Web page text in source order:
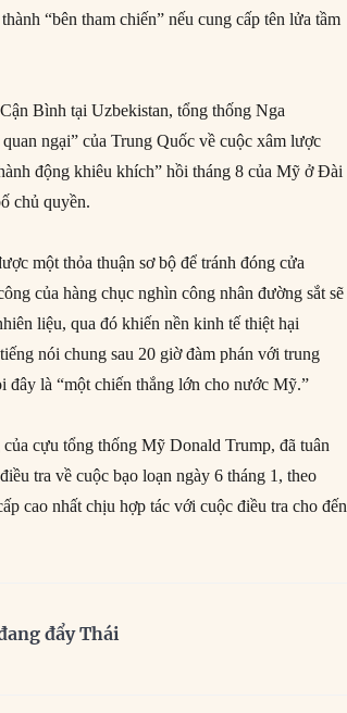
“bên tham chiến” nếu cung cấp tên lửa tầm
Bình tại Uzbekistan, tổng thống Nga
ngại” của Trung Quốc về cuộc xâm lược
động khiêu khích” hồi tháng 8 của Mỹ ở Đài
chủ quyền.
một thỏa thuận sơ bộ ​​để tránh đóng cửa
của hàng chục nghìn công nhân đường sắt sẽ
liệu, qua đó khiến nền kinh tế thiệt hại
nói chung sau 20 giờ đàm phán với trung
đây là “một chiến thắng lớn cho nước Mỹ.”
cựu tổng thống Mỹ Donald Trump, đã tuân
tra về cuộc bạo loạn ngày 6 tháng 1, theo
cao nhất chịu hợp tác với cuộc điều tra cho đến
đẩy Thái